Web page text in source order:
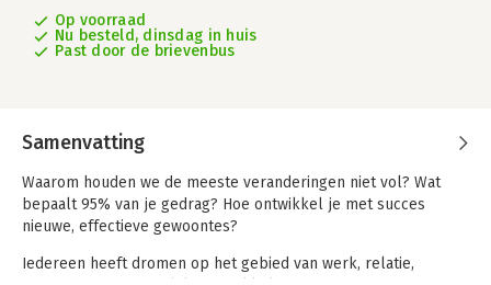
Op voorraad
Nu besteld, dinsdag in huis
Past door de brievenbus
Samenvatting
Waarom houden we de meeste veranderingen niet vol? Wat
bepaalt 95% van je gedrag? Hoe ontwikkel je met succes
nieuwe, effectieve gewoontes?
Iedereen heeft dromen op het gebied van werk, relatie,